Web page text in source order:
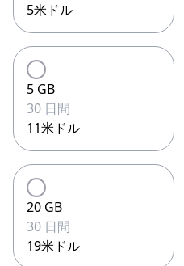
5米ドル
5 GB
30 日間
11米ドル
20 GB
30 日間
19米ドル